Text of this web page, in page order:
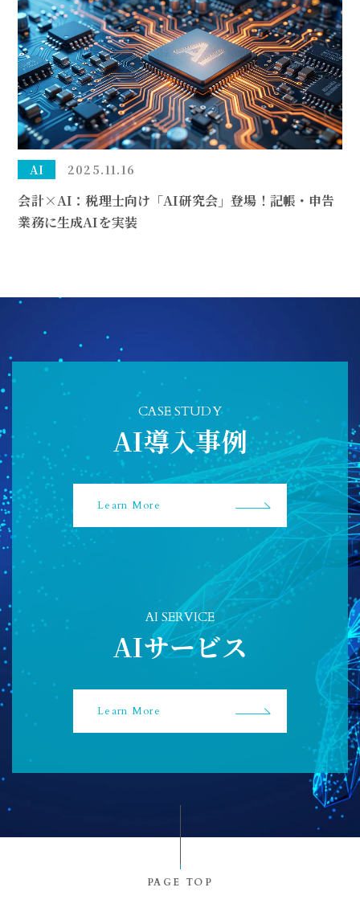
AI 2025.11.16
会計×AI：税理士向け「AI研究会」登場！記帳・申告
業務に生成AIを実装
CASE STUDY
AI導入事例
Learn More
AI SERVICE
AIサービス
Learn More
PAGE TOP